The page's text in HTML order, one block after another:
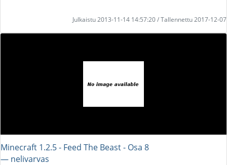
Julkaistu 2013-11-14 14:57:20 / Tallennettu 2017-12-07
Minecraft 1.2.5 - Feed The Beast - Osa 8
― nelivarvas